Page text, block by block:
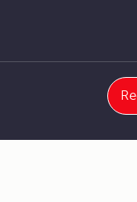
Schlussregeln